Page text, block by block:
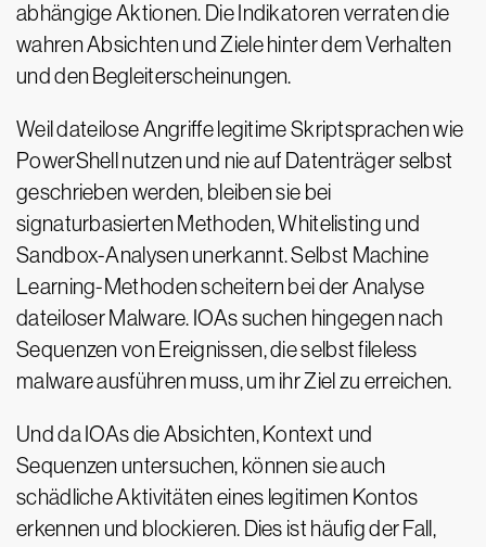
abhängige Aktionen. Die Indikatoren verraten die
wahren Absichten und Ziele hinter dem Verhalten
und den Begleiterscheinungen.
Weil dateilose Angriffe legitime Skriptsprachen wie
PowerShell nutzen und nie auf Datenträger selbst
geschrieben werden, bleiben sie bei
signaturbasierten Methoden, Whitelisting und
Sandbox-Analysen unerkannt. Selbst Machine
Learning-Methoden scheitern bei der Analyse
dateiloser Malware. IOAs suchen hingegen nach
Sequenzen von Ereignissen, die selbst fileless
malware ausführen muss, um ihr Ziel zu erreichen.
Und da IOAs die Absichten, Kontext und
Sequenzen untersuchen, können sie auch
schädliche Aktivitäten eines legitimen Kontos
erkennen und blockieren. Dies ist häufig der Fall,